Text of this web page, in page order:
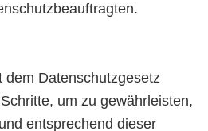
dem Datenschutzgesetz
um zu gewährleisten,
entsprechend dieser